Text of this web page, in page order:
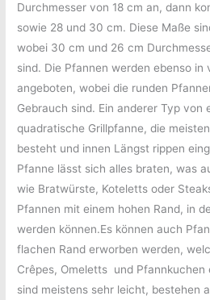
Durchmesser von 18 cm an, dann
sowie 28 und 30 cm. Diese Maße
wobei 30 cm und 26 cm
sind. Die Pfannen werden ebenso in
angeboten, wobei die runden
Gebrauch sind. Ein anderer Typ von
quadratische Grillpfanne, die
besteht und innen Längst rippen
Pfanne lässt sich alles braten, was
wie Bratwürste, Koteletts oder
Pfannen mit einem hohen Rand, in
werden können.Es können auch
flachen Rand erworben werden,
Crêpes, Omeletts und Pfannkuchen
sind meistens sehr leicht, bestehen